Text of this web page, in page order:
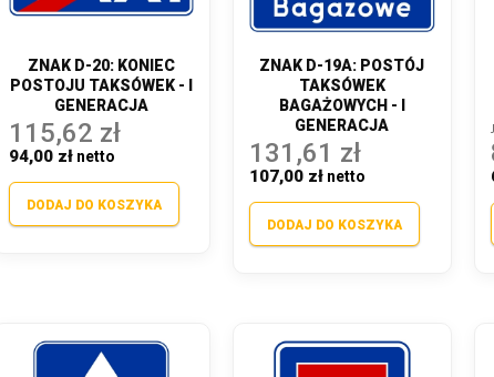
ZNAK D-20: KONIEC
POSTOJU TAKSÓWEK - I
GENERACJA
115,62 zł
94,00 zł
DODAJ DO KOSZYKA
ZNAK D-19A: POSTÓJ
TAKSÓWEK
BAGAŻOWYCH - I
GENERACJA
131,61 zł
107,00 zł
DODAJ DO KOSZYKA